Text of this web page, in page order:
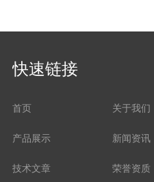
快速链接
首页 关于我们
产品展示 新闻资讯
技术文章 荣誉资质